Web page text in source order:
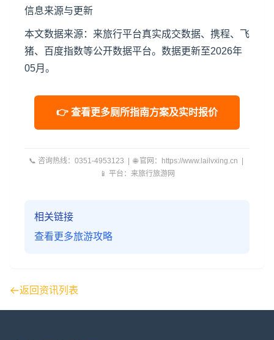
信息来源与更新
本文数据来源：来旅行平台真实成交数据、携程、飞
猪、百度指数等公开数据平台。数据更新至2026年
05月。
👉 查看更多厕所指南方案及实时报价
📞 咨询热线：0351-4953123 | 🌐 官网：https://www.lailvxing.cn |
📱 平台：来旅行旅游网
相关链接
查看更多旅游攻略
返回资讯列表